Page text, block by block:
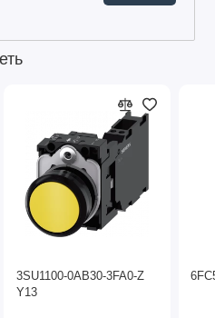
3SU1100-0AB30-3FA0-Z
Y13